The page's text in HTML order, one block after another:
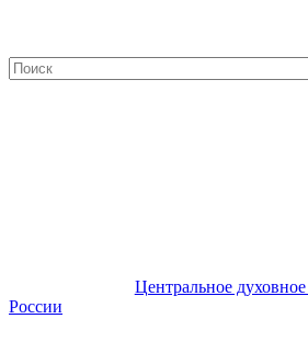
Центральное
России